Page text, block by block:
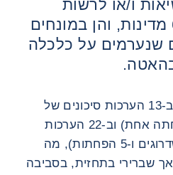
ו/או לרשות
המחוקקת במעל 60 מדינות, והן במונחים
שנערמים על כלכלה
על רקע זה ערכנו שינויים ב-13 הערכות סיכונים של
מדינות (12 שדרוגים והפחתה אחת) וב-22 הערכות
סיכונים של מגזרים (17 שדרוגים ו-5 הפחתות), מה
שברירי בתחזית, בסביבה